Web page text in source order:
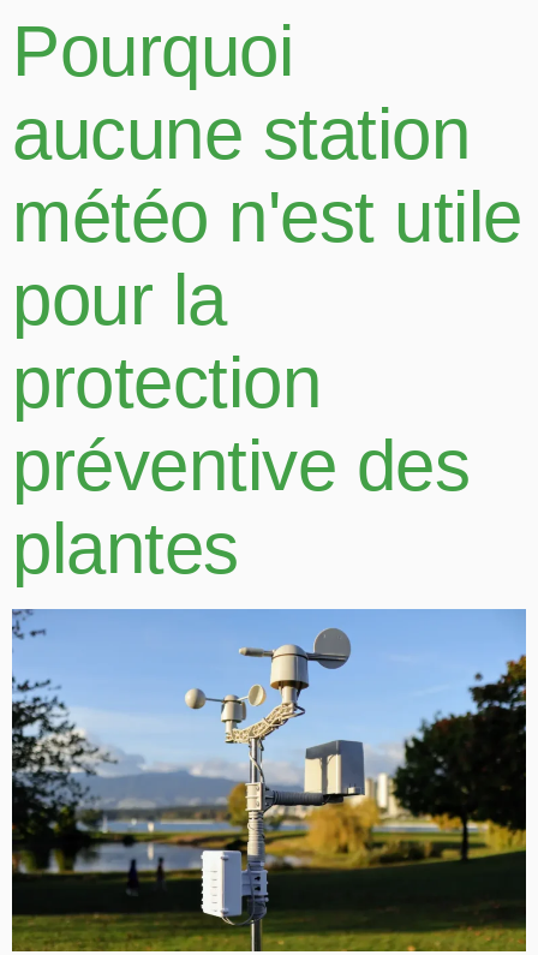
Pourquoi
aucune station
météo n'est utile
pour la
protection
préventive des
plantes